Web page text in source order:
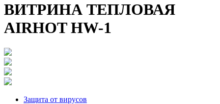
ВИТРИНА ТЕПЛОВАЯ
AIRHOT HW-1
Защита от вирусов